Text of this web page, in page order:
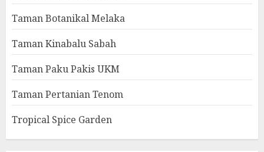
Taman Botanikal Melaka
Taman Kinabalu Sabah
Taman Paku Pakis UKM
Taman Pertanian Tenom
Tropical Spice Garden